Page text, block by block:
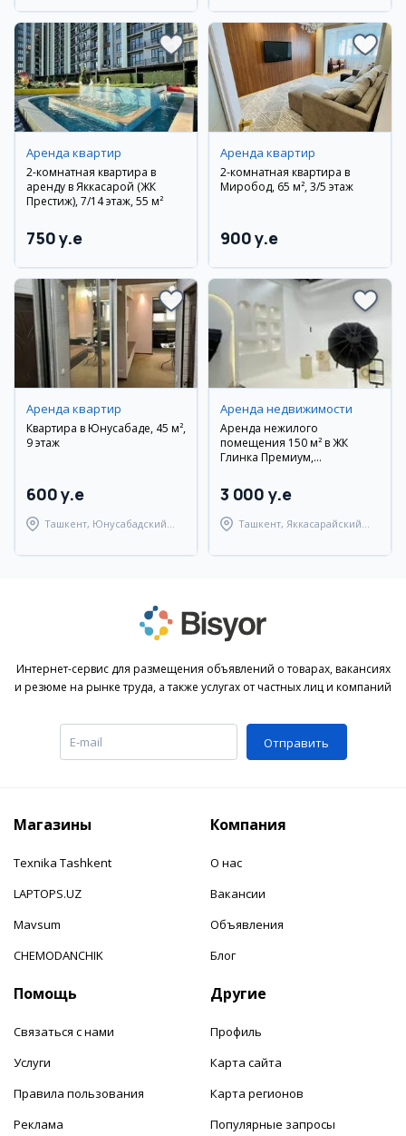
Аренда квартир
2-комнатная квартира в
аренду в Яккасарой (ЖК
Престиж), 7/14 этаж, 55 м²
750 y.e
Аренда квартир
2-комнатная квартира в
Миробод, 65 м², 3/5 этаж
900 y.e
Аренда квартир
Квартира в Юнусабаде, 45 м²,
9 этаж
600 y.e
Ташкент, Юнусабадский
Аренда недвижимости
Аренда нежилого
помещения 150 м² в ЖК
Глинка Премиум,
3 000 y.e
Ташкент, Яккасарайский
Интернет-сервис для размещения объявлений о товарах, вакансиях
и резюме на рынке труда, а также услугах от частных лиц и компаний
Отправить
Магазины
Texnika Tashkent
LAPTOPS.UZ
Mavsum
CHEMODANCHIK
Компания
О нас
Вакансии
Объявления
Блог
Помощь
Связаться с нами
Услуги
Правила пользования
Реклама
Другие
Профиль
Карта сайта
Карта регионов
Популярные запросы